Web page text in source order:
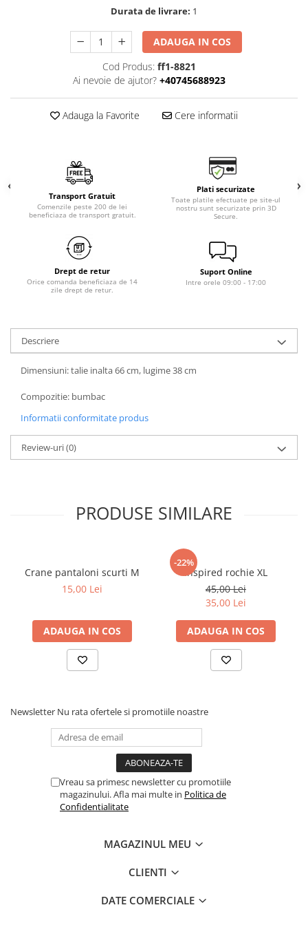
Durata de livrare: 1
ADAUGA IN COS
Cod Produs: ff1-8821
Ai nevoie de ajutor? +40745688923
Adauga la Favorite Cere informatii
Transport Gratuit
Comenzile peste 200 de lei
beneficiaza de transport gratuit.
Plati securizate
Toate platile efectuate pe site-ul
nostru sunt securizate prin 3D
Secure.
Drept de retur
Orice comanda beneficiaza de 14
zile drept de retur.
Suport Online
Intre orele 09:00 - 17:00
Descriere
Dimensiuni: talie inalta 66 cm, lugime 38 cm
Compozitie: bumbac
Informatii conformitate produs
Review-uri(0)
PRODUSE SIMILARE
Crane pantaloni scurti M
15,00 Lei
ADAUGA IN COS
-22%
Inspired rochie XL
45,00 Lei
35,00 Lei
ADAUGA IN COS
Newsletter Nu rata ofertele si promotiile noastre
Vreau sa primesc newsletter cu promotiile
magazinului. Afla mai multe in Politica de
Confidentialitate
MAGAZINUL MEU
CLIENTI
DATE COMERCIALE